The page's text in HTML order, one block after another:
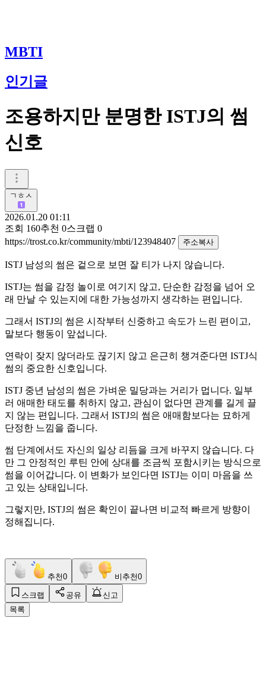
MBTI
인기글
조용하지만 분명한 ISTJ의 썸
신호
ㄱㅎㅅ
2026.01.20 01:11
조회 160추천 0스크랩 0
https://trost.co.kr/community/mbti/123948407
주소복사
ISTJ 남성의 썸은 겉으로 보면 잘 티가 나지 않습니다.
ISTJ는 썸을 감정 놀이로 여기지 않고, 단순한 감정을 넘어 오
래 만날 수 있는지에 대한 가능성까지 생각하는 편입니다.
그래서 ISTJ의 썸은 시작부터 신중하고 속도가 느린 편이고,
말보다 행동이 앞섭니다.
연락이 잦지 않더라도 끊기지 않고 은근히 챙겨준다면 ISTJ식
썸의 중요한 신호입니다.
ISTJ 중년 남성의 썸은 가벼운 밀당과는 거리가 멉니다. 일부
러 애매한 태도를 취하지 않고, 관심이 없다면 관계를 길게 끌
지 않는 편입니다. 그래서 ISTJ의 썸은 애매함보다는 묘하게
단정한 느낌을 줍니다.
썸 단계에서도 자신의 일상 리듬을 크게 바꾸지 않습니다. 다
만 그 안정적인 루틴 안에 상대를 조금씩 포함시키는 방식으로
썸을 이어갑니다. 이 변화가 보인다면 ISTJ는 이미 마음을 쓰
고 있는 상태입니다.
그렇지만, ISTJ의 썸은 확인이 끝나면 비교적 빠르게 방향이
정해집니다.
추천0 비추천0
스크랩 공유
신고
목록